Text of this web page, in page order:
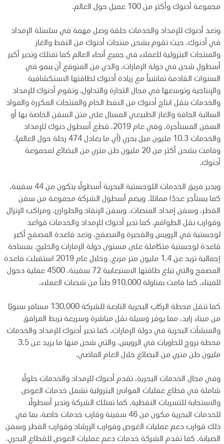
مجموعة أدنوك وأكثر من 100 عميل حول العالم.
وتعد أدنوك للإمداد والخدمات حلقة وصل مهمة في سلسلة الإمداد
في أدنوك، حيث تقوم بشحن منتجات أدنوك من النفط والغاز
والمنتجات البترولية للعملاء في جميع أنحاء العالم كما تمتلك وتدير أكبر
أسطول شحن في دولة الإمارات، والذي من المتوقع أن ينمو في
السنوات القادمة تماشياً مع زيادة أدنوك لطاقتها الاستكشافية
والإنتاجية وتوسعها في مجال التجارة والتداول. وتقوم أدنوك للإمداد
والخدمات بنقل انتاج أدنوك من النفط الخام والمنتجات المكررة والمواد
السائبة الجافة والغاز الطبيعي المسال على متن السفن الخاصة بها أو
السفن المستأجرة. وفي عام 2019، قطع أسطول دنوك للإمداد
والخدمات 10.3 مليون ميل بحري (أي ما يعادل 474 رحلة حول العالم)،
وقامت بشحن أكثر من 20 مليون طن متري من البضائع لمجموعة
أدنوك.
ويدير فريق الخدمات اللوجستية البحرية أسطولًا يتكون من 44 سفينة،
كما يستأجر عددًا مماثلاً. ويضم أسطول الشركة مجموعة من سفن
القطر، وسفن إمداد المنصات، وسفن الإنقاذ والطوارئ، ومراكب الإنزال
وقوارب نقل الطواقم. كما تدير أدنوك للإمداد والخدمات قواعد
لوجستية في الرويس والفجيرة والمصفح، وتعد قاعدة المصفح أكبر
قاعدة لوجستية متكاملة على مستوى دولة الإمارات والخليج، بمساحة
إجمالية تزيد عن 1.4 مليون متر مربع. وخلال عام 2019 استقبلت قاعدة
المصفح والتي تبلغ طاقتها الاستيعابية 72 سفينة، 4500 عملية دخول
للميناء، كما قامت بمناولة 910,000 طناً من شحنات العملاء.
كما تنقل محطة الركاب البحرية التابعة للشركة 130,000 مسافر سنويًا
من ميناء زايد، مما يوفر وسيلة نقل مباشرة وسريعة تربط المرافق
والمنشآت البحرية في دولة الإمارات. كما تدير أدنوك للإمداد والخدمات
محطة بروج للحاويات في الرويس، والتي شحن منها ما يزيد عن 3.5
مليون طن متري من البضائع خلال العام الماضي.
وفي مجال الخدمات البحرية، تقدم أدنوك للإمداد والخدمات حلولًا
شاملة في قطاع عمليات الموانئ البترولية تشمل خدمات الغوص
والاستجابة للتسربات النفطية. كما تمتلك الشركة وتدير أسطولًا
للخدمات البحرية مكون من 46 سفينة وقارب خدمات خاصة، بما في
ذلك قوارب دعم عمليات الغوص وقوارب الإرشاد وقوارب القطر وسفن
الصيانة. كما تقدم الشركة خدمات دعم عمليات الغوص للقطاع البحري،